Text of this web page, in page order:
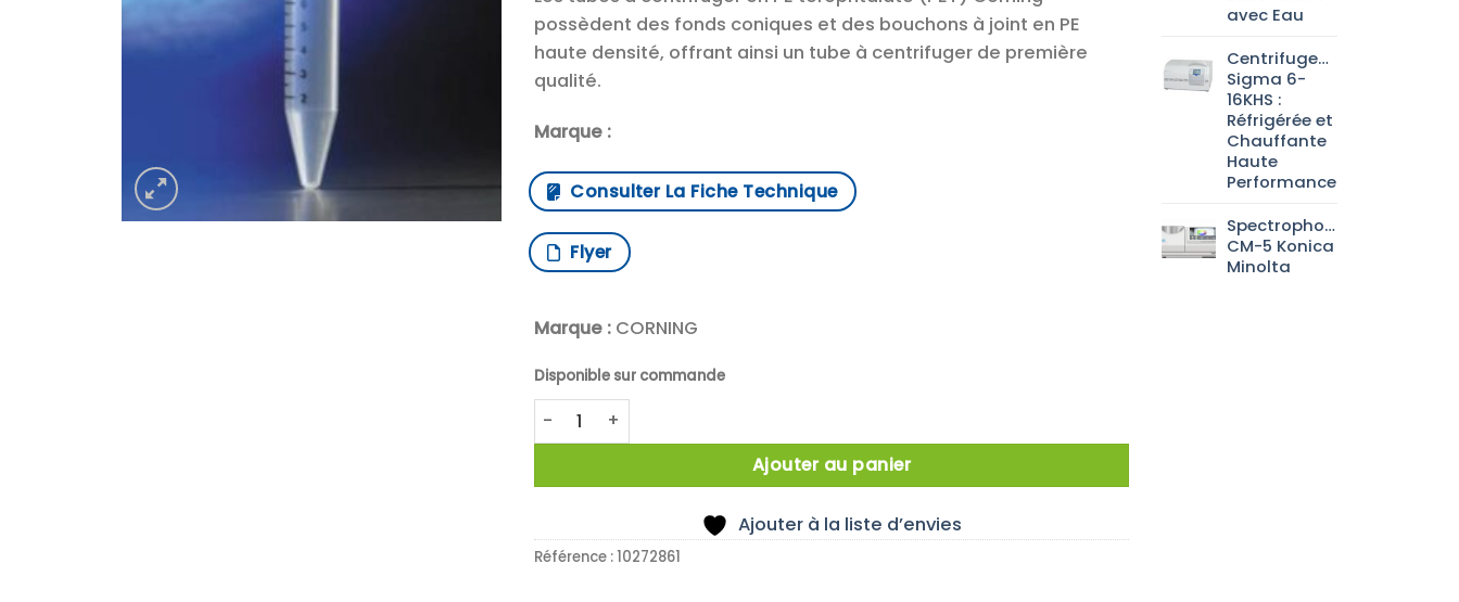
possèdent des fonds coniques et des bouchons à joint en PE
haute densité, offrant ainsi un tube à centrifuger de première
qualité.
Marque :
Consulter La Fiche Technique
Flyer
Marque :CORNING
Disponible sur commande
quantité de Corning™ Tubes à centrifuger en PE téréphtalate (PET)
Ajouter au panier
Ajouter à la liste d’envies
Référence :10272861
avec Eau
Centrifugeuse
Sigma 6-
16KHS :
Réfrigérée et
Chauffante
Haute
Performance
Spectrophotomètre
CM-5 Konica
Minolta